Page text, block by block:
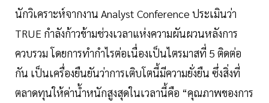
นักวิเคราะห์จากงาน Analyst Conference ประเมินว่า
TRUE กำลังก้าวข้ามช่วงเวลาแห่งความผันผวนหลังการ
ควบรวม โดยการทำกำไรต่อเนื่องเป็นไตรมาสที่ 5 ติดต่อ
กัน เป็นเครื่องยืนยันว่าการเติบโตนี้มีความยั่งยืน ซึ่งสิ่งที่
ตลาดทุนให้ค่าน้ำหนักสูงสุดในเวลานี้คือ “คุณภาพของการ